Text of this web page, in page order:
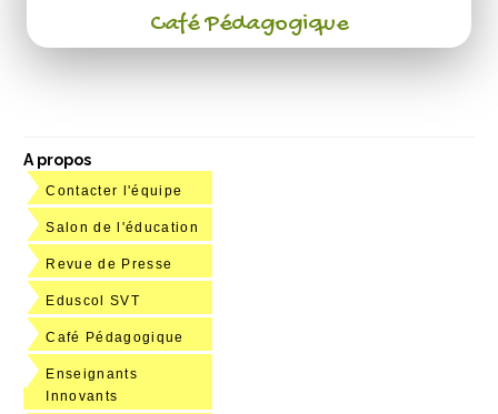
Café Pédagogique
A propos
Contacter l'équipe
Salon de l'éducation
Revue de Presse
Eduscol SVT
Café Pédagogique
Enseignants
Innovants